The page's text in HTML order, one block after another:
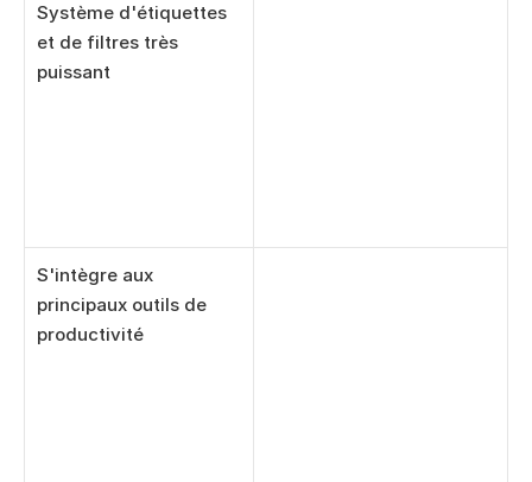
Système d'étiquettes
et de filtres très
puissant
S'intègre aux
principaux outils de
productivité